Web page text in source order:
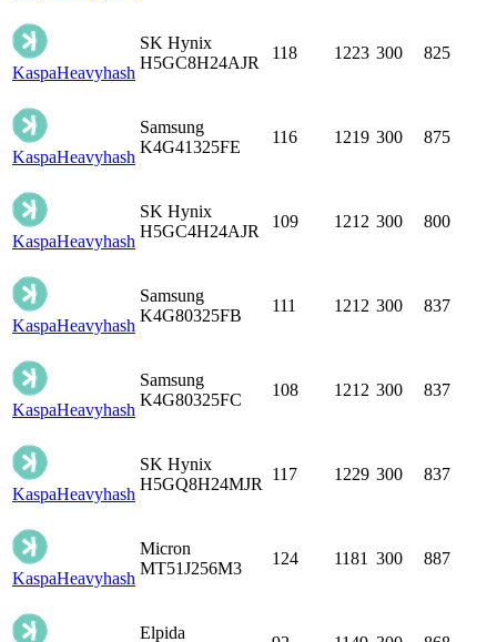
KaspaHeavyhash
SK Hynix
H5GC8H24AJR
118 1223 300 825
KaspaHeavyhash
Samsung
K4G41325FE
116 1219 300 875
KaspaHeavyhash
SK Hynix
H5GC4H24AJR
109 1212 300 800
KaspaHeavyhash
Samsung
K4G80325FB
111 1212 300 837
KaspaHeavyhash
Samsung
K4G80325FC
108 1212 300 837
KaspaHeavyhash
SK Hynix
H5GQ8H24MJR
117 1229 300 837
KaspaHeavyhash
Micron
MT51J256M3
124 1181 300 887
Elpida